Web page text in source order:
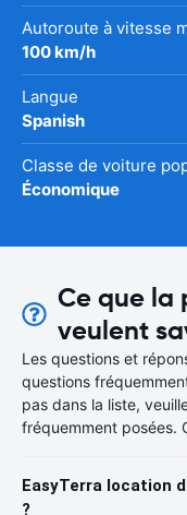
Autoroute à vitesse
100 km/h
Langue
Spanish
Classe de voiture
Économique
Ce que la
veulent
Les questions et
questions
pas dans la liste,
fréquemment posées.
EasyTerra location
?